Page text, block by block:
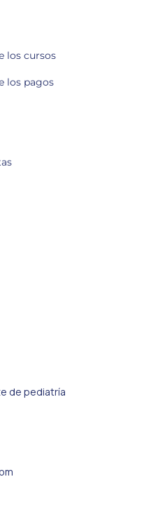
los cursos
los pagos
de pediatría